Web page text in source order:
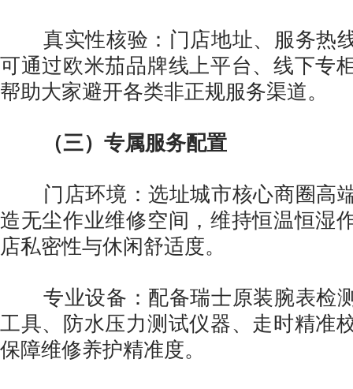
真实性核验：门店地址、服务热
可通过欧米茄品牌线上平台、线下专
帮助大家避开各类非正规服务渠道。
（三）专属服务配置
门店环境：选址城市核心商圈高
造无尘作业维修空间，维持恒温恒湿
店私密性与休闲舒适度。
专业设备：配备瑞士原装腕表检
工具、防水压力测试仪器、走时精准
保障维修养护精准度。